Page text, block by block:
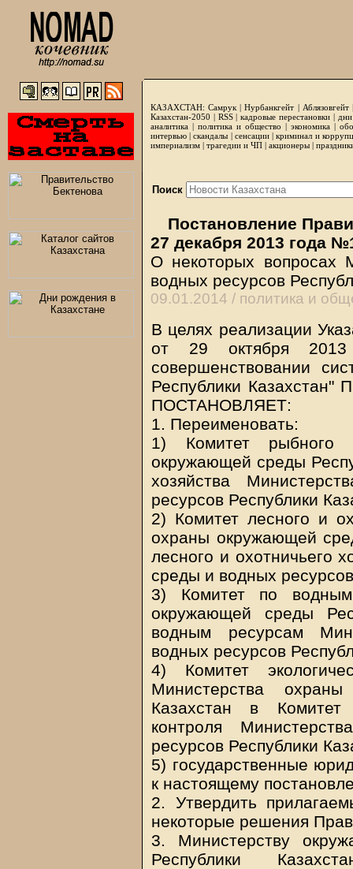
КАЗАХСТАН: Самрук |Нурбанкгейт | Аблязовгейт
Казахстан-2050 | RSS|кадровые перестановки|
аналитика | политика и общество | экономика |
интервью |скандалы | сенсации|криминал и
империализм | трагедии и ЧП | акционеры |
Поиск
Постановление
27 декабря 2013 года
О некоторых вопросах
водных ресурсов
09.01.2014 / политика и
В целях реализации
от 29 октября
совершенствовании
Республики Казахстан"
ПОСТАНОВЛЯЕТ:
1. Переименовать:
1) Комитет рыбного
окружающей среды
хозяйства
ресурсов Республики
2) Комитет лесного и
охраны окружающей
лесного и охотничьего
среды и водных
3) Комитет по
окружающей среды
водным ресурсам
водных ресурсов
4) Комитет
Министерства
Казахстан в Комитет
контроля
ресурсов Республики
5) государственные
к настоящему
2. Утвердить
некоторые решения
3. Министерству
Республики